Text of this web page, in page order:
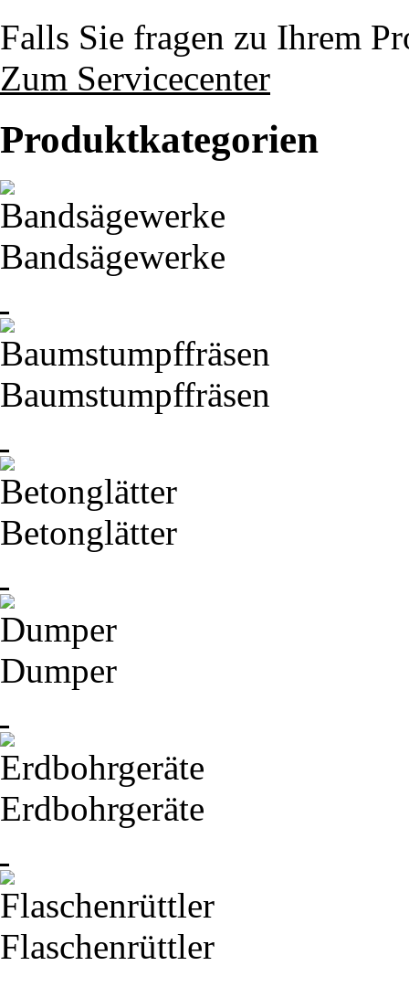
Falls Sie fragen zu Ihrem
Zum Servicecenter
Produktkategorien
Bandsägewerke
Baumstumpffräsen
Betonglätter
Dumper
Erdbohrgeräte
Flaschenrüttler